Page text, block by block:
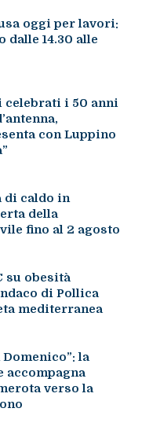
oggi per lavori:
dalle 14.30 alle
celebrati i 50 anni
con Luppino
di caldo in
della
fino al 2 agosto
su obesità
di Pollica
mediterranea
la
accompagna
verso la